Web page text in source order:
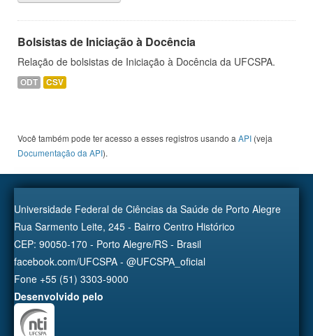
Bolsistas de Iniciação à Docência
Relação de bolsistas de Iniciação à Docência da UFCSPA.
ODT CSV
Você também pode ter acesso a esses registros usando a API (veja
Documentação da API).
Universidade Federal de Ciências da Saúde de Porto Alegre
Rua Sarmento Leite, 245 - Bairro Centro Histórico
CEP: 90050-170 - Porto Alegre/RS - Brasil
facebook.com/UFCSPA - @UFCSPA_oficial
Fone +55 (51) 3303-9000
Desenvolvido pelo